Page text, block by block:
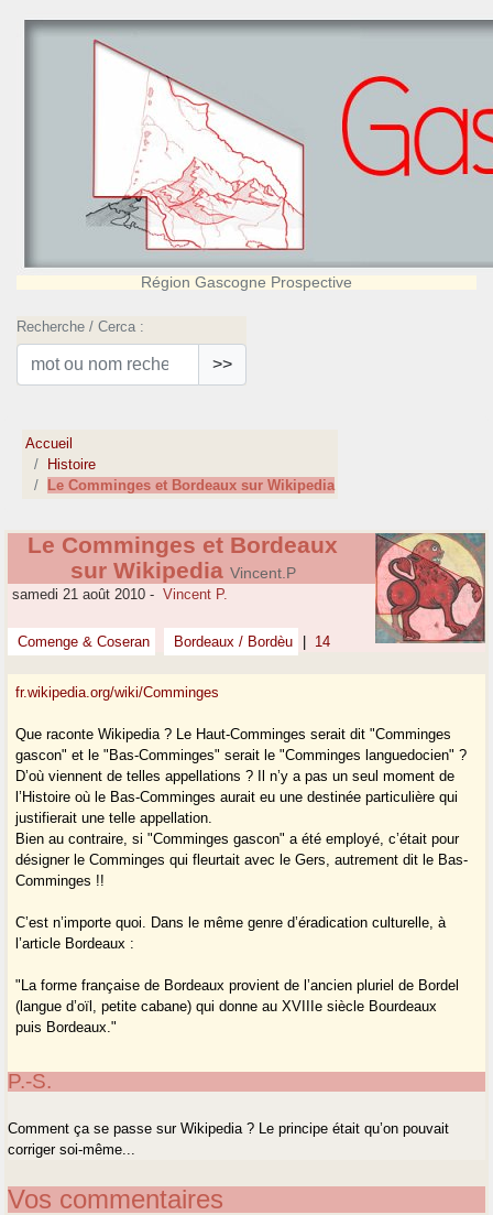
Région Gascogne Prospective
Recherche / Cerca :
>>
Accueil
Histoire
Le Comminges et Bordeaux sur Wikipedia
Le Comminges et Bordeaux
sur Wikipedia Vincent.P
samedi 21 août 2010 - Vincent P.
Comenge & Coseran Bordeaux / Bordèu 14
fr.wikipedia.org/wiki/Comminges
Que raconte Wikipedia ? Le Haut-Comminges serait dit "Comminges
gascon" et le "Bas-Comminges" serait le "Comminges languedocien" ?
D’où viennent de telles appellations ? Il n’y a pas un seul moment de
l’Histoire où le Bas-Comminges aurait eu une destinée particulière qui
justifierait une telle appellation.
Bien au contraire, si "Comminges gascon" a été employé, c’était pour
désigner le Comminges qui fleurtait avec le Gers, autrement dit le Bas-
Comminges !!
C’est n’importe quoi. Dans le même genre d’éradication culturelle, à
l’article Bordeaux :
"La forme française de Bordeaux provient de l’ancien pluriel de Bordel
(langue d’oïl, petite cabane) qui donne au XVIIIe siècle Bourdeaux
puis Bordeaux."
P.-S.
Comment ça se passe sur Wikipedia ? Le principe était qu’on pouvait
corriger soi-même...
Vos commentaires